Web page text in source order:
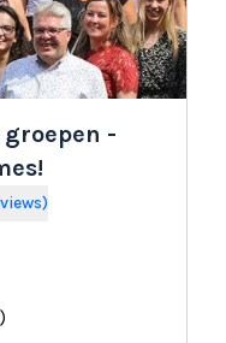
-
reviews)